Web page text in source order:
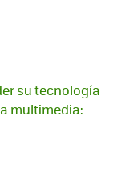
su tecnología
multimedia: